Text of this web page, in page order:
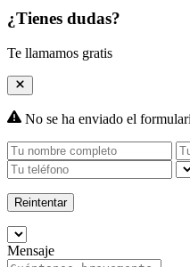
¿Tienes dudas?
Te llamamos gratis
No se ha enviado el
Reintentar
Mensaje